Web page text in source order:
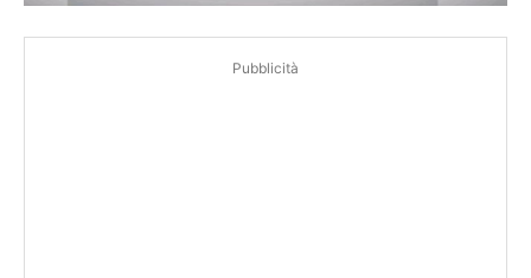
Pubblicità